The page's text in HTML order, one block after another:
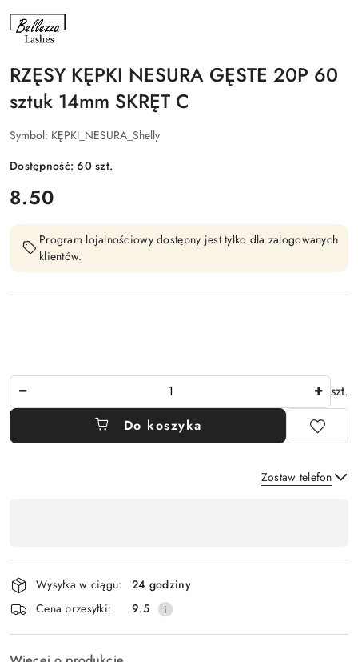
NAZWA
PRODUCENTA:
BELLEZZA
RZĘSY KĘPKI NESURA GĘSTE 20P 60
sztuk 14mm SKRĘT C
Symbol: KĘPKI_NESURA_Shelly
Dostępność:60szt.
cena:
8.50
Program lojalnościowy dostępny jest tylko dla zalogowanych
klientów.
szt.
Do koszyka
Zostaw telefon
płatność
i
dostawa
Wysyłka w ciągu:
24 godziny
Cena przesyłki:
9.5